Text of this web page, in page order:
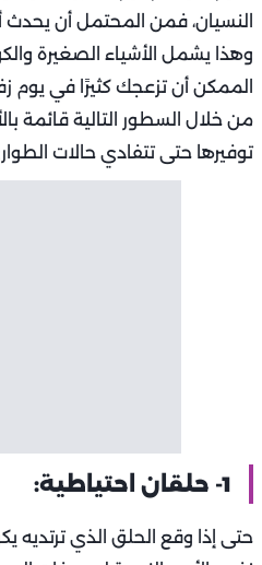
النسيان، فمن المحتمل أن
وهذا يشمل الأشياء الصغيرة
الممكن أن تزعجك كثيرًا في يوم
من خلال السطور التالية قائمة
توفيرها حتى تتفادي حالات
1- حلقان احتياطية:
حتى إذا وقع الحلق الذي ترتديه